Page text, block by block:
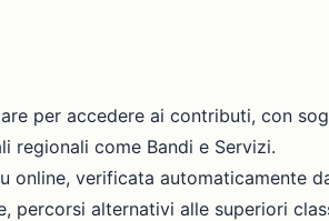
per accedere ai contributi, con
regionali come Bandi e Servizi.
online, verificata automaticamente
percorsi alternativi alle superiori